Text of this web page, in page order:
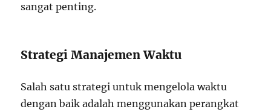
sangat penting.
Strategi Manajemen Waktu
Salah satu strategi untuk mengelola waktu
dengan baik adalah menggunakan perangkat